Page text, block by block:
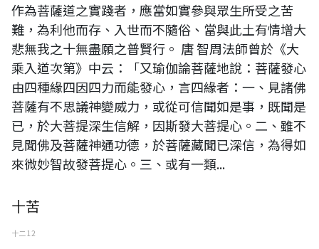
作為菩薩道之實踐者，應當如實參與眾生所受之苦
難，為利他而存、入世而不隨俗、當與此土有情增大
悲無我之十無盡願之普賢行。 唐 智周法師曾於《大
乘入道次第》中云：「又瑜伽論菩薩地說：菩薩發心
由四種緣四因四力而能發心，言四緣者：一、見諸佛
菩薩有不思議神變威力，或從可信聞如是事，既聞是
已，於大菩提深生信解，因斯發大菩提心。二、雖不
見聞佛及菩薩神通功德，於菩薩藏聞已深信，為得如
來微妙智故發菩提心。三、或有一類...
十苦
十二 12